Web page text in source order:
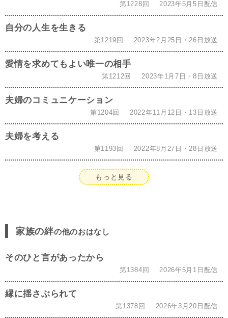
第1228回 2023年5月5日配信
自分の人生を生きる
第1219回 2023年2月25日・26日放送
愛情を求めてもよい唯一の相手
第1212回 2023年1月7日・8日放送
夫婦のコミュニケーション
第1204回 2022年11月12日・13日放送
夫婦を考える
第1193回 2022年8月27日・28日放送
もっと見る
家族の絆の他のおはなし
そのひと言があったから
第1384回 2026年5月1日配信
縁に揺さぶられて
第1378回 2026年3月20日配信